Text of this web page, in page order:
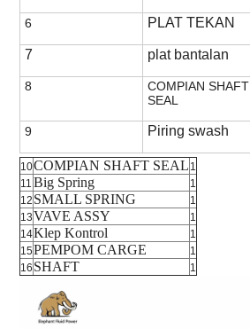
6 PLAT TEKAN
7 plat bantalan
8
COMPIAN SHAFT
SEAL
9 Piring swash
10COMPIAN SHAFT SEAL 1
11 Big Spring
1
12 SMALL SPRING
1
13VAVE ASSY
1
14Klep Kontrol
1
15PEMPOM CARGE
1
16 SHAFT 1